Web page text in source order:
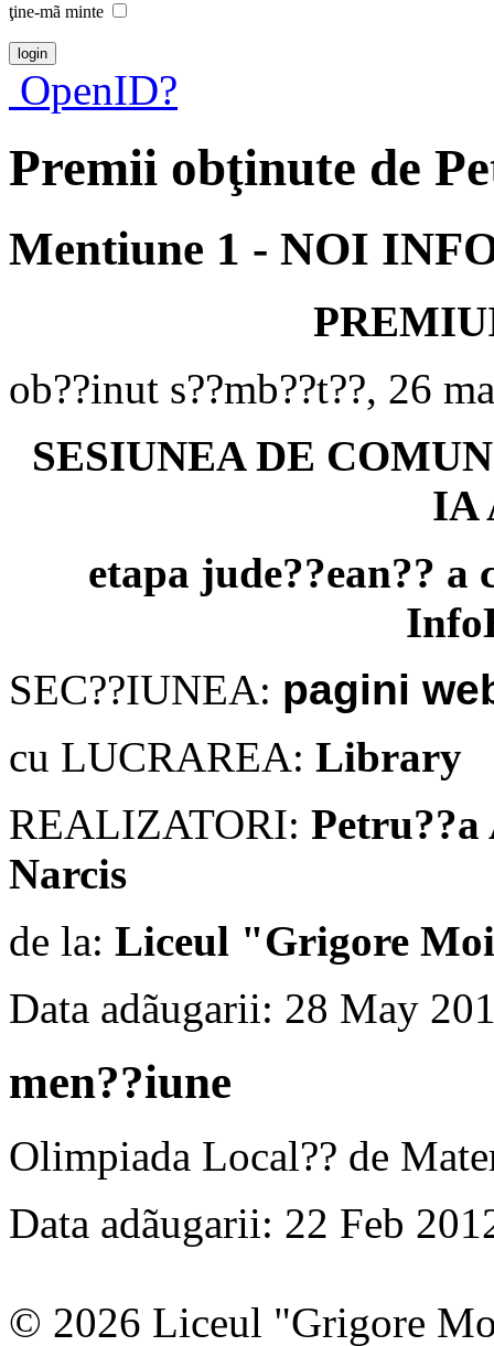
ţine-mã minte
OpenID?
Premii obţinute de
Mentiune 1 - NOI
ob??inut s??mb??t??, 26
SESIUNEA DE
IA
etapa jude??ean??
SEC??IUNEA: pagini
cu LUCRAREA: Library
REALIZATORI: Petru??a
Narcis
de la: Liceul "Grigore
Data adãugarii: 28 May
men??iune
Olimpiada Local?? de
Data adãugarii: 22 Feb
© 2026 Liceul "Grigore